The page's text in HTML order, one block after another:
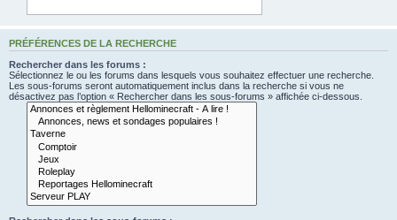
PRÉFÉRENCES DE LA RECHERCHE
Rechercher dans les forums :
Sélectionnez le ou les forums dans lesquels vous souhaitez effectuer une recherche.
Les sous-forums seront automatiquement inclus dans la recherche si vous ne
désactivez pas l’option « Rechercher dans les sous-forums » affichée ci-dessous.